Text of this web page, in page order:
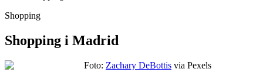
Shopping
Shopping i Madrid
Foto: Zachary DeBottis via Pexels